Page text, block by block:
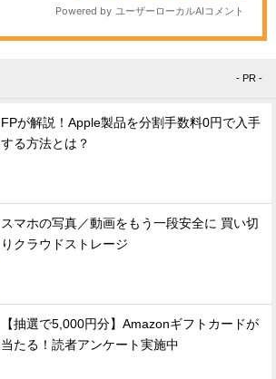
- PR -
FPが解説！Apple製品を分割手数料0円で入手
する方法とは？
スマホの写真／動画をもう一段安全に 買い切
りクラウドストレージ
【抽選で5,000円分】Amazonギフトカードが
当たる！読者アンケート実施中